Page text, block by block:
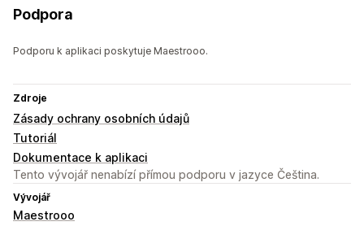
Podpora
Podporu k aplikaci poskytuje Maestrooo.
Zdroje
Zásady ochrany osobních údajů
Tutoriál
Dokumentace k aplikaci
Tento vývojář nenabízí přímou podporu v jazyce Čeština.
Vývojář
Maestrooo